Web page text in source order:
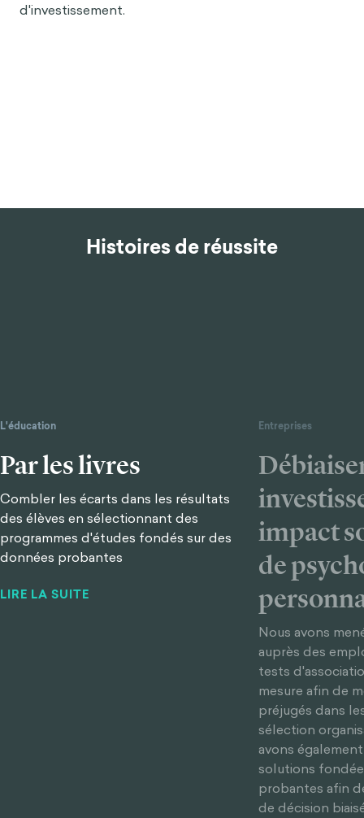
d'investissement.
Histoires de réussite
L'éducation
Par les livres
Combler les écarts dans les résultats
des élèves en sélectionnant des
programmes d'études fondés sur des
données probantes
LIRE LA SUITE
Entreprises
impact
de
Nous avons
auprès des
tests
mesure afin de
préjugés dans
sélection
avons
solutions
probantes afin
de décision